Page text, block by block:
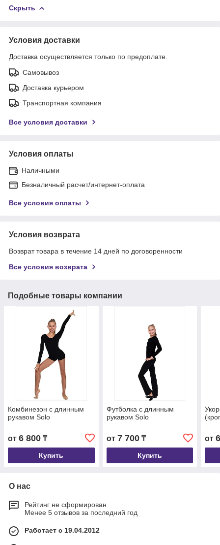
Скрыть
Условия доставки
Доставка осуществляется только по предоплате.
Самовывоз
Доставка курьером
Транспортная компания
Все условия доставки
Условия оплаты
Наличными
Безналичный расчет/интернет-оплата
Все условия оплаты
Условия возврата
Возврат товара в течение 14 дней по договоренности
Все условия возврата
Подобные товары компании
Комбинезон с длинным
рукавом Solo
от 6 800 ₸
Купить
Футболка с длинным
рукавом Solo
от 7 700₸
Купить
от
О нас
Рейтинг не сформирован
Менее 5 отзывов за последний год
Работает с 19.04.2012